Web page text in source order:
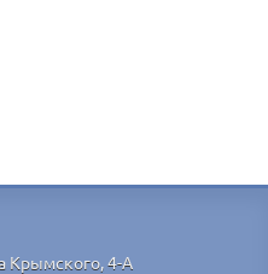
Крымского, 4-А